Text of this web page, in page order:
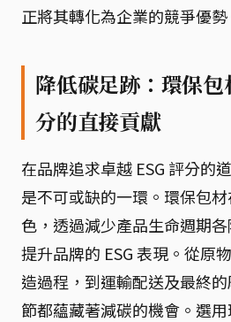
正將其轉化為企業的競爭優勢
降低碳足跡：環保包
分的直接貢獻
在品牌追求卓越 ESG 評分的
是不可或缺的一環。環保包
色，透過減少產品生命週期
提升品牌的 ESG 表現。從原
造過程，到運輸配送及最終
節都蘊藏著減碳的機會。選